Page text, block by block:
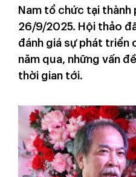
Nam tổ chức tại thành
26/9/2025. Hội thảo
đánh giá sự phát triển
năm qua, những vấn
thời gian tới.